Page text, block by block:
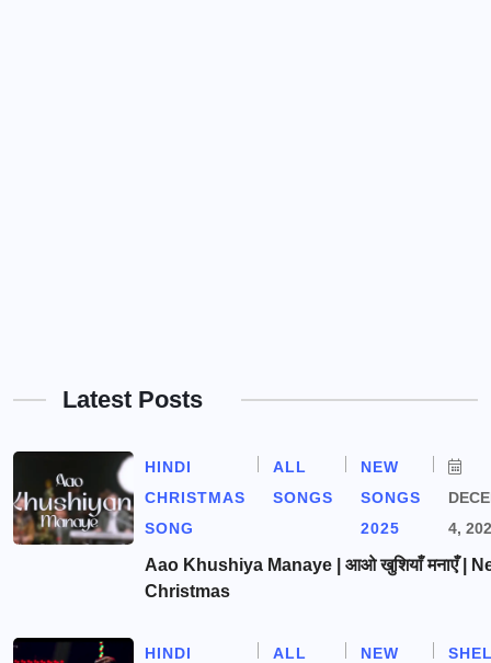
Latest Posts
HINDI
CHRISTMAS
SONG
ALL
SONGS
NEW
SONGS
2025
4,
Aao Khushiya Manaye | आओ खुशियाँ मनाएँ |
Christmas
HINDI
ALL
NEW